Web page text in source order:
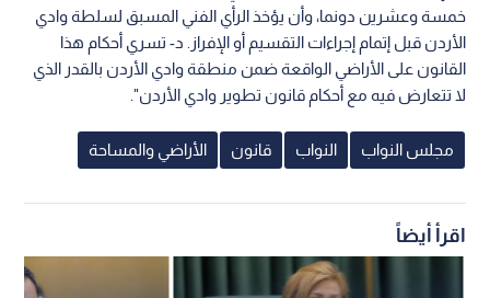
خمسة وعشرين دونما، وأن يؤخذ الرأي الفني المسبق لسلطة وادي
الأردن قبل إتمام إجراءات التقسيم أو الإفراز. د- تسري أحكام هذا
القانون على الأراضي الواقعة ضمن منطقة وادي الأردن بالقدر الذي
لا تتعارض فيه مع أحكام قانون تطوير وادي الأردن".
مجلس النواب النواب قانون الأراضي والمساحة
اقرأ أيضاً